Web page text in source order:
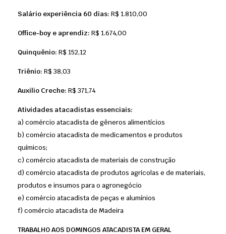
Salário experiência 60 dias: R$ 1.810,00
Office-boy e aprendiz: R$ 1.674,00
Quinquênio: R$ 152,12
Triênio: R$ 38,03
Auxilio Creche: R$ 371,74
Atividades atacadistas essenciais:
a) comércio atacadista de gêneros alimentícios
b) comércio atacadista de medicamentos e produtos
químicos;
c) comércio atacadista de materiais de construção
d) comércio atacadista de produtos agrícolas e de materiais,
produtos e insumos para o agronegócio
e) comércio atacadista de peças e alumínios
f) comércio atacadista de Madeira
TRABALHO AOS DOMINGOS ATACADISTA EM GERAL